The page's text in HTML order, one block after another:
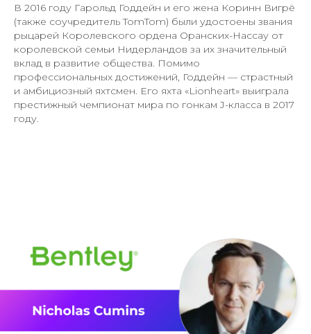
В 2016 году Гарольд Годдейн и его жена Коринн Вигрё
(также соучредитель TomTom) были удостоены звания
рыцарей Королевского ордена Оранских-Нассау от
королевской семьи Нидерландов за их значительный
вклад в развитие общества. Помимо
профессиональных достижений, Годдейн — страстный
и амбициозный яхтсмен. Его яхта «Lionheart» выиграла
престижный чемпионат мира по гонкам J-класса в 2017
году.